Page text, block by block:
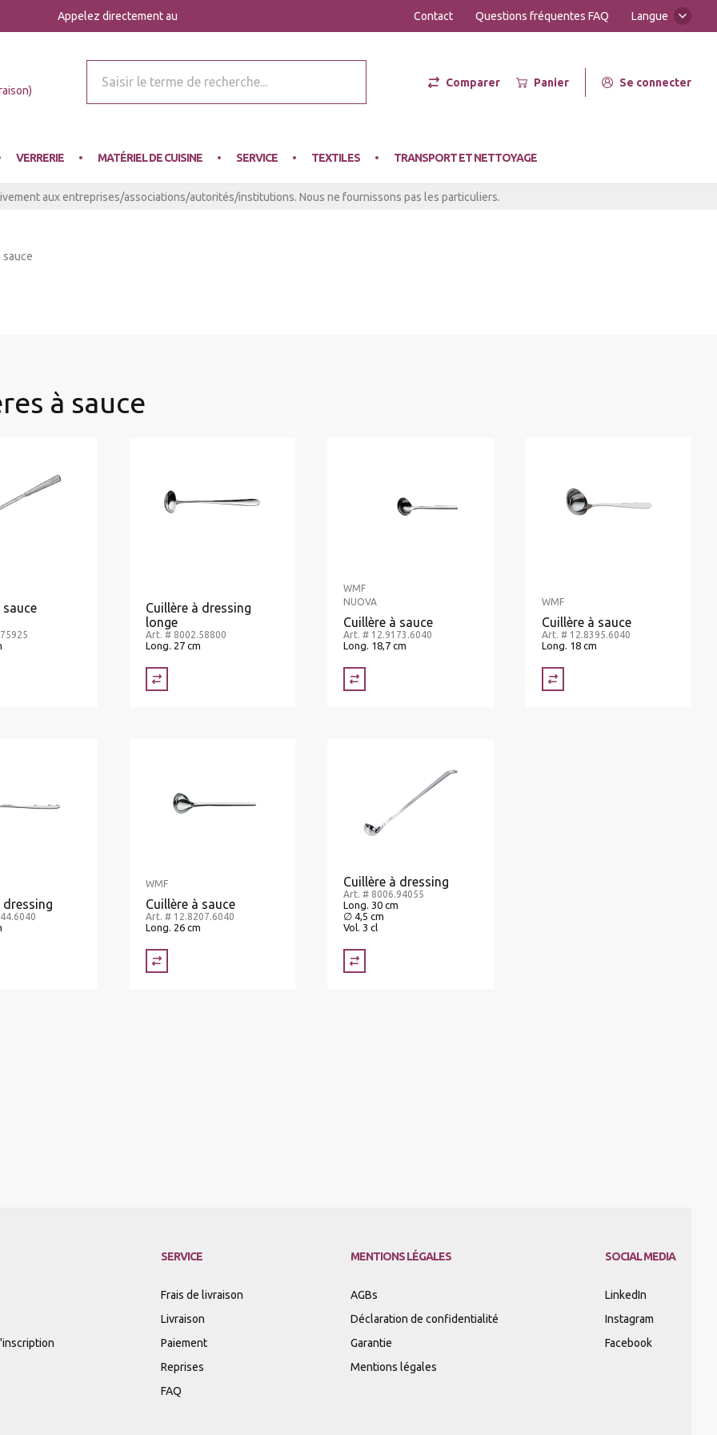
Appelez directement au Contact Questions fréquentes FAQ Langue
Meyer
Comparer Panier Se connecter
VERRERIE MATÉRIEL DE CUISINE SERVICE TEXTILES TRANSPORT ET NETTOYAGE
aux entreprises/associations/autorités/institutions. Nous ne fournissons pas les particuliers.
sauce
à sauce
sauce
Cuillère à dressing
longe
Art. # 8002.58800
Long. 27 cm
WMF
NUOVA
Cuillère à sauce
Art. # 12.9173.6040
Long. 18,7 cm
WMF
Cuillère à sauce
Art. # 12.8395.6040
Long. 18 cm
dressing
WMF
Cuillère à sauce
Art. # 12.8207.6040
Long. 26 cm
Cuillère à dressing
Art. # 8006.94055
Long. 30 cm
∅ 4,5 cm
Vol. 3 cl
SERVICE
Frais de livraison
Livraison
Paiement
Reprises
FAQ
MENTIONS LÉGALES
AGBs
Déclaration de confidentialité
Garantie
Mentions légales
SOCIAL MEDIA
LinkedIn
Instagram
Facebook